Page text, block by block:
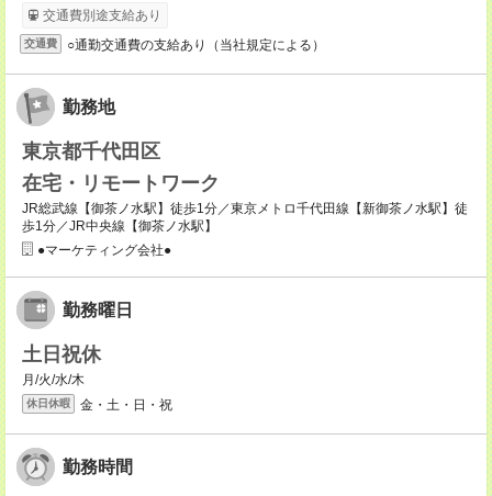
交通費別途支給あり
交通費 ○通勤交通費の支給あり（当社規定による）
勤務地
東京都千代田区
在宅・リモートワーク
JR総武線【御茶ノ水駅】徒歩1分／東京メトロ千代田線【新御茶ノ水駅】徒
歩1分／JR中央線【御茶ノ水駅】
●マーケティング会社●
勤務曜日
土日祝休
月/火/水/木
休日休暇 金・土・日・祝
勤務時間